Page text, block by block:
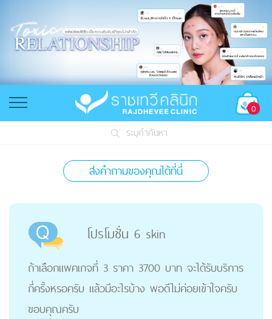
0
ระบุคำค้นหา
ส่งคำถามของคุณได้ที่นี่
โปรโมชั่น 6 skin
ถ้าเลือกแพคเกจที่ 3 ราคา 3700 บาท จะได้รับบริการ
กี่ครั้งหรอครับ แล้วมีอะไรบ้าง พอดีไม่ค่อยเข้าใจครับ
ขอบคุณครับ